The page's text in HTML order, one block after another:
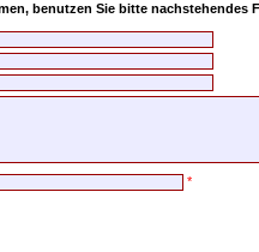
benutzen Sie bitte nachstehendes
*